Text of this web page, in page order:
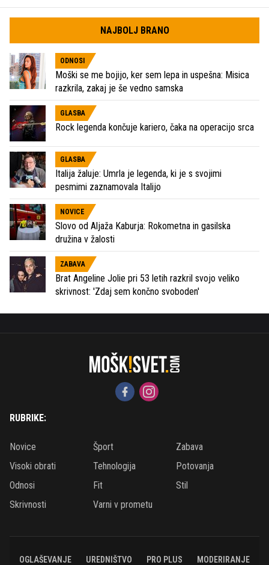
NAJBOLJ BRANO
ODNOSI
Moški se me bojijo, ker sem lepa in uspešna: Misica
razkrila, zakaj je še vedno samska
GLASBA
Rock legenda končuje kariero, čaka na operacijo srca
GLASBA
Italija žaluje: Umrla je legenda, ki je s svojimi
pesmimi zaznamovala Italijo
NOVICE
Slovo od Aljaža Kaburja: Rokometna in gasilska
družina v žalosti
ZABAVA
Brat Angeline Jolie pri 53 letih razkril svojo veliko
skrivnost: 'Zdaj sem končno svoboden'
RUBRIKE:
Novice Šport
Zabava
Visoki obrati
Tehnologija
Potovanja
Odnosi
Fit
Stil
Skrivnosti
Varni v prometu
OGLAŠEVANJE UREDNIŠTVO PRO PLUS MODERIRANJE